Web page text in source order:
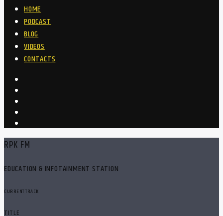
HOME
PODCAST
BLOG
VIDEOS
CONTACTS
RPK FM
EDUCATION & INFOTAINMENT STATION
CURRENT TRACK
TITLE